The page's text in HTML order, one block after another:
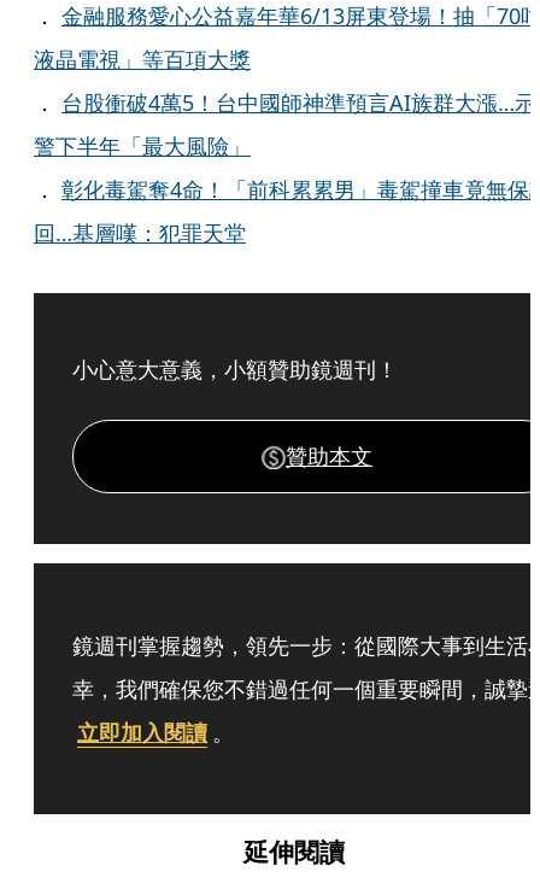
． 金融服務愛心公益嘉年華6/13屏東登場！抽「70
液晶電視」等百項大獎
． 台股衝破4萬5！台中國師神準預言AI族群大漲…示
警下半年「最大風險」
． 彰化毒駕奪4命！「前科累累男」毒駕撞車竟無保
回…基層嘆：犯罪天堂
小心意大意義，小額贊助鏡週刊！
贊助本文
鏡週刊掌握趨勢，領先一步：從國際大事到生活
幸，我們確保您不錯過任何一個重要瞬間，誠摯
立即加入閱讀 。
延伸閱讀